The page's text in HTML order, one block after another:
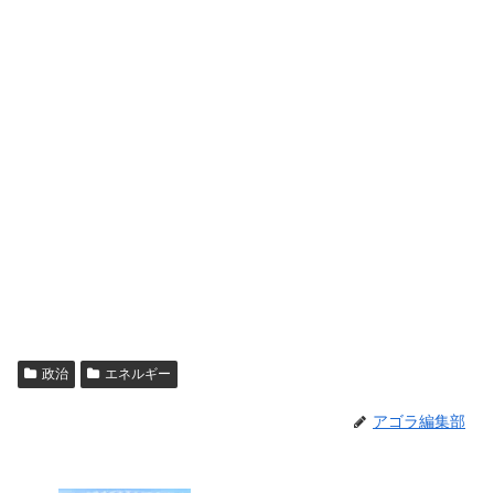
政治 エネルギー
アゴラ編集部